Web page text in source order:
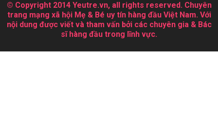
© Copyright 2014 Yeutre.vn, all rights reserved. Chuyên
trang mạng xã hội Mẹ & Bé uy tín hàng đầu Việt Nam. Với
nội dung được viết và tham vấn bởi các chuyên gia & Bác
sĩ hàng đầu trong lĩnh vực.